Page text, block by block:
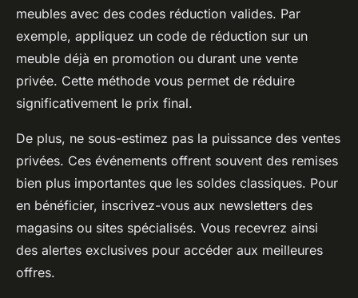
meubles avec des codes réduction valides. Par
exemple, appliquez un code de réduction sur un
meuble déjà en promotion ou durant une vente
privée. Cette méthode vous permet de réduire
significativement le prix final.
De plus, ne sous-estimez pas la puissance des ventes
privées. Ces événements offrent souvent des remises
bien plus importantes que les soldes classiques. Pour
en bénéficier, inscrivez-vous aux newsletters des
magasins ou sites spécialisés. Vous recevrez ainsi
des alertes exclusives pour accéder aux meilleures
offres.